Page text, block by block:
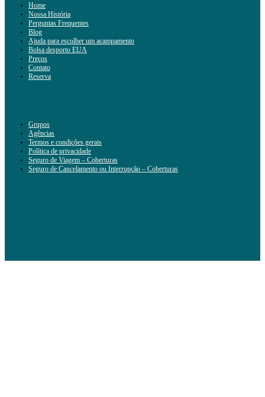
Home
Nossa História
Perguntas Frequentes
Blog
Ajuda para escolher um acampamento
Bolsa desporto EUA
Preços
Contato
Reserva
Grupos
Agências
Termos e condições gerais
Política de privacidade
Seguro de Viagem – Coberturas
Seguro de Cancelamento ou Interrupção – Coberturas